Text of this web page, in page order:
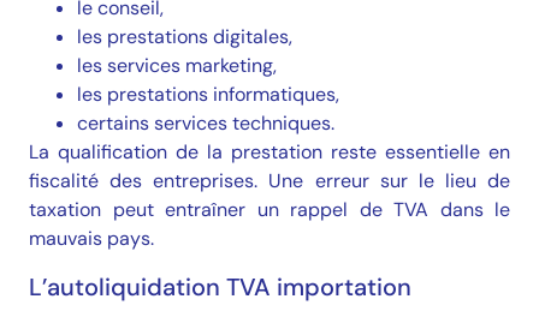
le conseil,
les prestations digitales,
les services marketing,
les prestations informatiques,
certains services techniques.
La qualification de la prestation reste essentielle en
fiscalité des entreprises. Une erreur sur le lieu de
taxation peut entraîner un rappel de TVA dans le
mauvais pays.
L’autoliquidation TVA importation